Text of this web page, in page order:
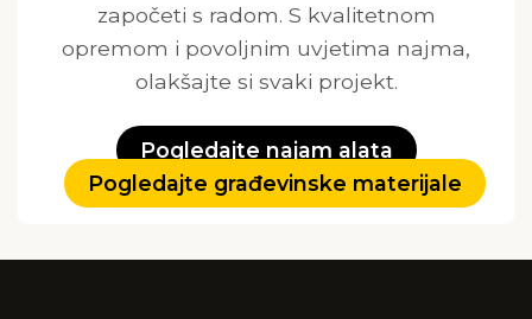
započeti s radom. S kvalitetnom
opremom i povoljnim uvjetima najma,
olakšajte si svaki projekt.
Pogledajte najam alata
Pogledajte građevinske materijale